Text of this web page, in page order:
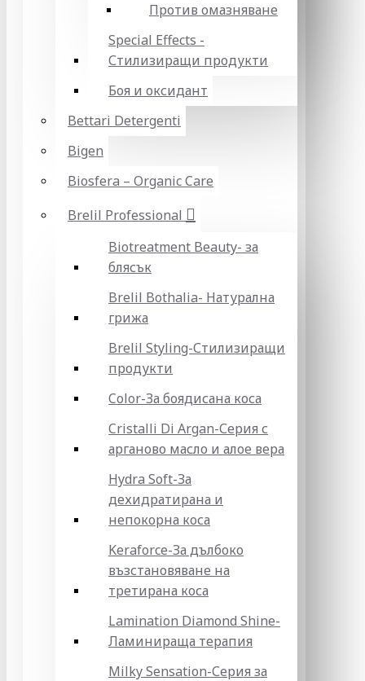
Против омазняване
Special Effects -
Стилизиращи продукти
Боя и оксидант
Bettari Detergenti
Bigen
Biosfera – Organic Care
Brelil Professional
Biotreatment Beauty- за
блясък
Brelil Bothalia- Натурална
грижа
Brelil Styling-Стилизиращи
продукти
Color-За боядисана коса
Cristalli Di Argan-Серия с
арганово масло и алое вера
Hydra Soft-За
дехидратирана и
непокорна коса
Keraforce-За дълбоко
възстановяване на
третирана коса
Lamination Diamond Shine-
Ламинираща терапия
Milky Sensation-Серия за